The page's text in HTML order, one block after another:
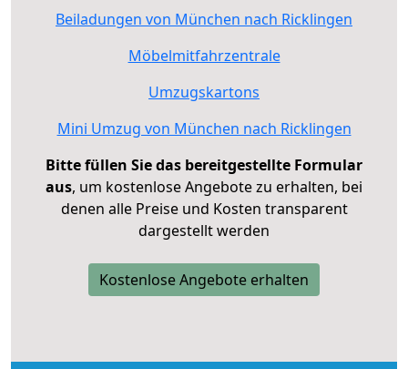
Beiladungen von München nach Ricklingen
Möbelmitfahrzentrale
Umzugskartons
Mini Umzug von München nach Ricklingen
Bitte füllen Sie das bereitgestellte Formular
aus, um kostenlose Angebote zu erhalten, bei
denen alle Preise und Kosten transparent
dargestellt werden
Kostenlose Angebote erhalten